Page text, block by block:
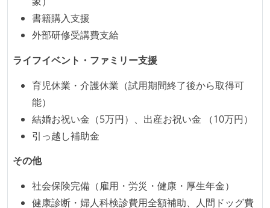
書籍購入支援
外部研修受講費支給
ライフイベント・ファミリー支援
育児休業・介護休業（試用期間終了後から取得可
能）
結婚お祝い金（5万円）、出産お祝い金 （10万円）
引っ越し補助金
その他
社会保険完備（雇用・労災・健康・厚生年金）
健康診断・婦人科検診費用全額補助、人間ドッグ費